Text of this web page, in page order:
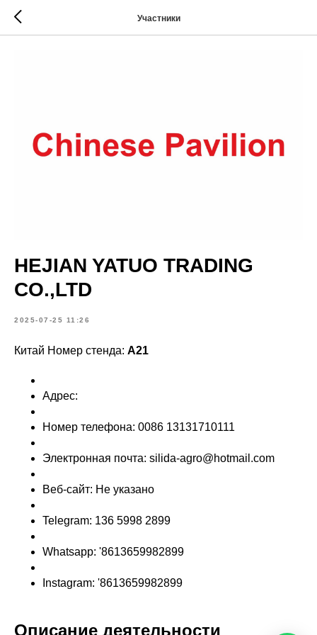
Участники
HEJIAN YATUO TRADING
CO.,LTD
2025-07-25 11:26
Китай Номер стенда: A21
Адрес:
Номер телефона: 0086 13131710111
Электронная почта: silida-agro@hotmail.com
Веб-сайт: Не указано
Telegram: 136 5998 2899
Whatsapp: '8613659982899
Instagram: '8613659982899
Описание деятельности